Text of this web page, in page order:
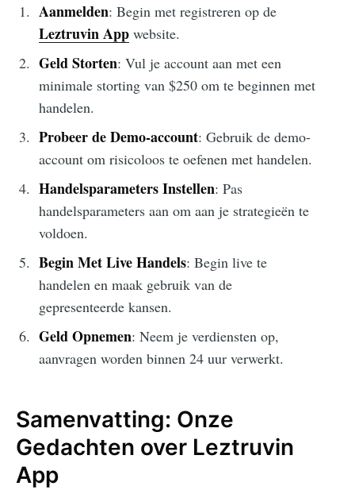
Aanmelden: Begin met registreren op de
Leztruvin Appwebsite.
Geld Storten: Vul je account aan met een
minimale storting van $250 om te beginnen met
handelen.
Probeer de Demo-account: Gebruik de demo-
account om risicoloos te oefenen met handelen.
Handelsparameters Instellen: Pas
handelsparameters aan om aan je strategieën te
voldoen.
Begin Met Live Handels: Begin live te
handelen en maak gebruik van de
gepresenteerde kansen.
Geld Opnemen: Neem je verdiensten op,
aanvragen worden binnen 24 uur verwerkt.
Samenvatting: Onze
Gedachten over Leztruvin
App